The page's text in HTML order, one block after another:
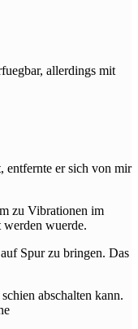
allerdings mit
entfernte er sich von mir
zu Vibrationen im
wuerde.
Spur zu bringen. Das
abschalten kann.